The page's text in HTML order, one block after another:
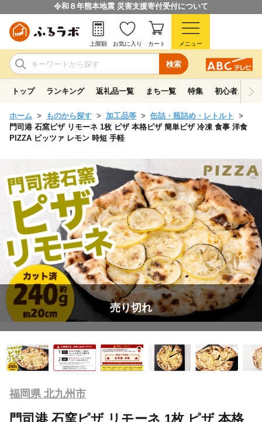
令和８年熊本地震 災害支援寄付受付について
検索
上限額 お気に入り カート メニュー
トップ ランキング 返礼品一覧 まち一覧 特集 初心者ガイド
ホーム ものから探す 加工品等
缶詰・瓶詰め・レトルト
門司港 石窯ピザ リモーネ 1枚 ピザ 本格ピザ 簡単ピザ 冷凍 食事 洋食
PIZZA ピッツァ レモン 時短 手軽
売り切れ
福岡県 北九州市
門司港 石窯ピザ リモーネ 1枚 ピザ 本格